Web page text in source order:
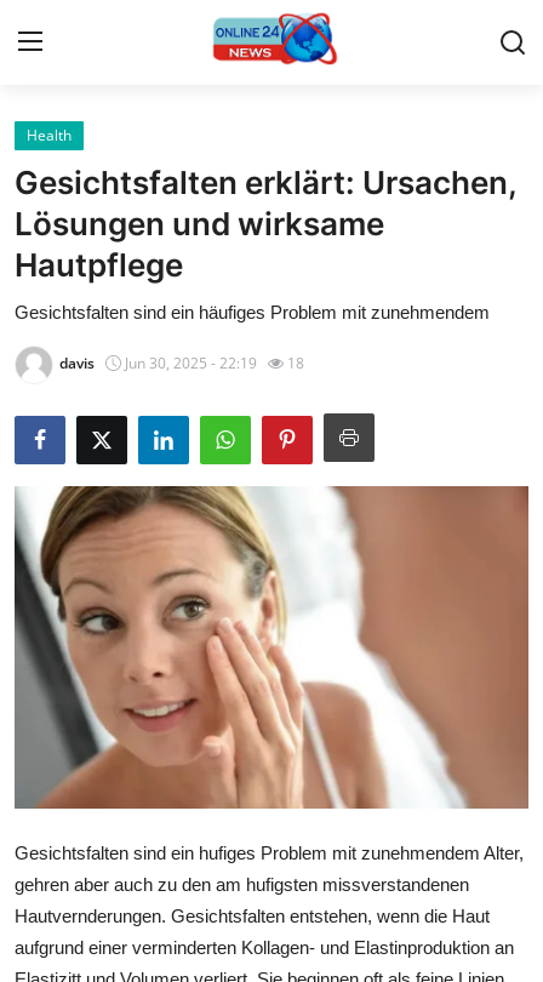
Home
Press Release
Contact
About
News Network
Submit Press Release
Guest Posting
Crypto
Advertise with US
Business
Tech
Health
Gesichtsfalten erklärt: Ursachen,
Lösungen und wirksame
Hautpflege
Gesichtsfalten sind ein häufiges Problem mit zunehmendem
davis Jun 30, 2025 - 22:19 18
Gesichtsfalten sind ein hufiges Problem mit zunehmendem Alter,
gehren aber auch zu den am hufigsten missverstandenen
Hautvernderungen. Gesichtsfalten entstehen, wenn die Haut
aufgrund einer verminderten Kollagen- und Elastinproduktion an